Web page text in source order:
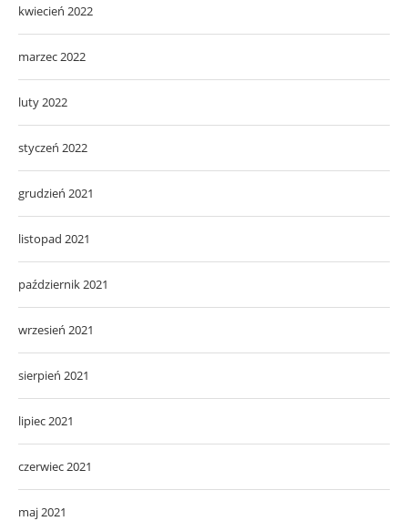
kwiecień 2022
marzec 2022
luty 2022
styczeń 2022
grudzień 2021
listopad 2021
październik 2021
wrzesień 2021
sierpień 2021
lipiec 2021
czerwiec 2021
maj 2021